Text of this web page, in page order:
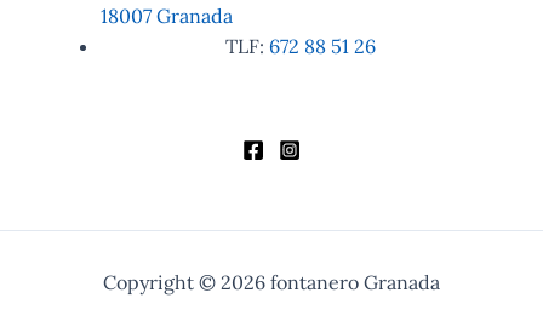
18007 Granada
TLF: 672 88 51 26
Copyright © 2026 fontanero Granada